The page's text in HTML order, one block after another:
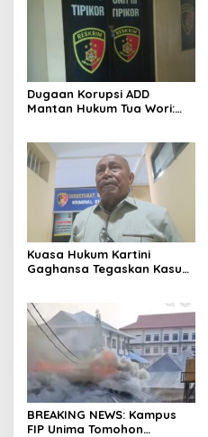
Dugaan Korupsi ADD
Mantan Hukum Tua Wori:
Kuasa Hukum Kartini
Gaghansa Tegaskan Kasus
BREAKING NEWS: Kampus
FIP Unima Tomohon